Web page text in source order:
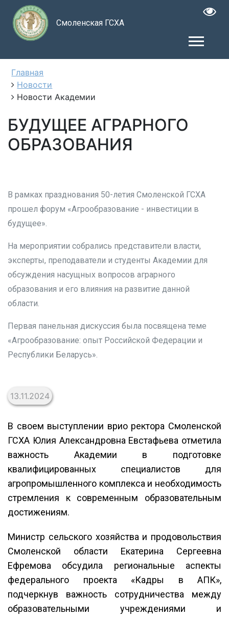
Смоленская ГСХА
Главная
Новости
Новости Академии
БУДУЩЕЕ АГРАРНОГО
ОБРАЗОВАНИЯ
В рамках празднования 50-летия Смоленской ГСХА
прошел форум «Агрообразование - инвестиции в
будущее».
На мероприятии собрались представители власти,
эксперты, преподаватели и студенты Академии для
обсуждения насущных вопросов аграрного
образования и его влияния на развитие данной
области.
Первая панельная дискуссия была посвящена теме
«Агрообразование: опыт Российской Федерации и
Республики Беларусь».
13.11.2024
В своем выступлении врио ректора Смоленской
ГСХА Юлия Александровна Евстафьева отметила
важность Академии в подготовке
квалифицированных специалистов для
агропромышленного комплекса и необходимость
стремления к современным образовательным
достижениям.
Министр сельского хозяйства и продовольствия
Смоленской области Екатерина Сергеевна
Ефремова обсудила региональные аспекты
федерального проекта «Кадры в АПК»,
подчеркнув важность сотрудничества между
образовательными учреждениями и